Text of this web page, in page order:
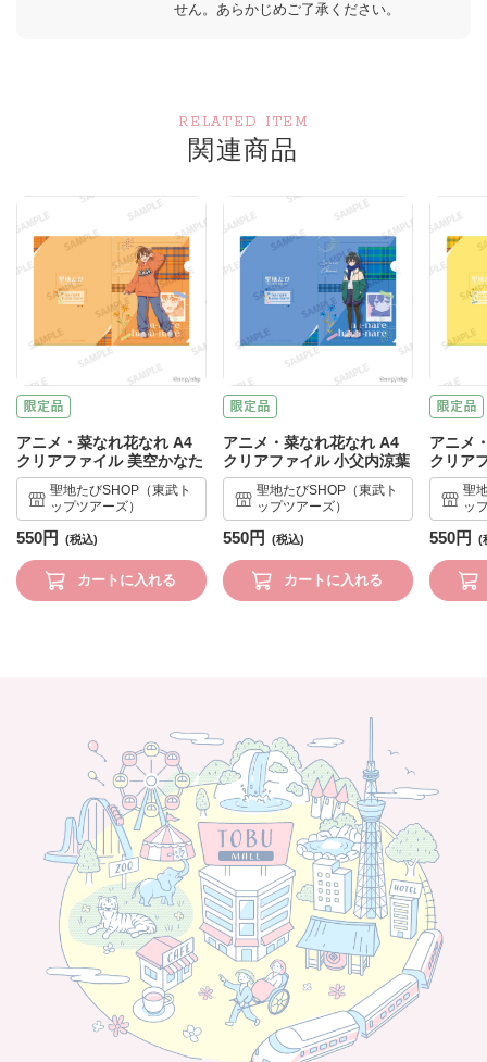
せん。あらかじめご了承ください。
RELATED ITEM
関連商品
アニメ・菜なれ花なれ A4
クリアファイル 美空かなた
聖地たびSHOP（東武ト
ップツアーズ）
550円
カートに入れる
アニメ・菜なれ花なれ A4
クリアファイル 小父内涼葉
聖地たびSHOP（東武ト
ップツアーズ）
550円
カートに入れる
アニメ
クリア
聖
ッ
550円